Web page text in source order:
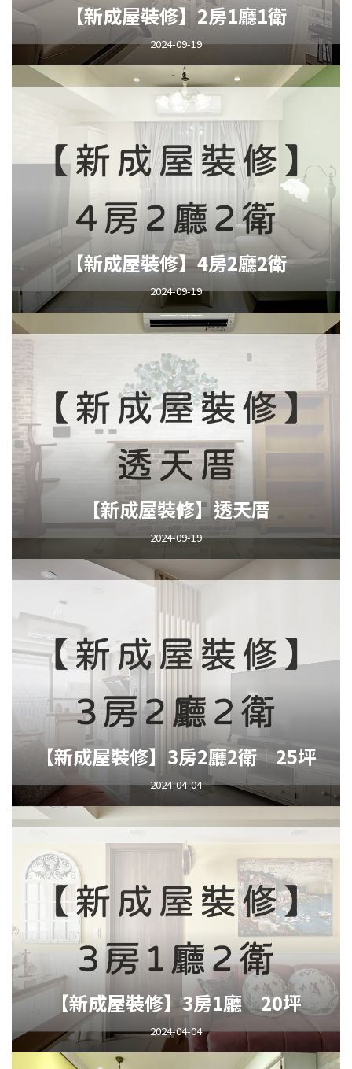
【新成屋裝修】2房1廳1衛
2024-09-19
【新成屋裝修】4房2廳2衛
2024-09-19
【新成屋裝修】透天厝
2024-09-19
【新成屋裝修】3房2廳2衛｜25坪
2024-04-04
【新成屋裝修】3房1廳｜20坪
2024-04-04